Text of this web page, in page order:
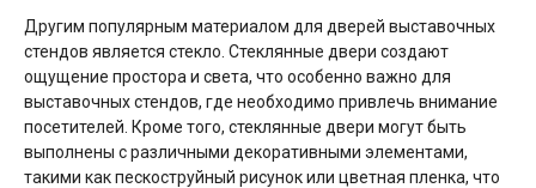
Другим популярным материалом для дверей выставочных
стендов является стекло. Стеклянные двери создают
ощущение простора и света, что особенно важно для
выставочных стендов, где необходимо привлечь внимание
посетителей. Кроме того, стеклянные двери могут быть
выполнены с различными декоративными элементами,
такими как пескоструйный рисунок или цветная пленка, что